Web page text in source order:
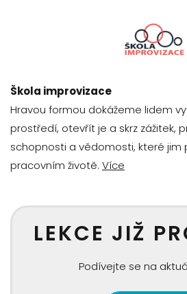
Škola improvizace
Hravou formou dokážeme lidem
prostředí, otevřít je a skrz zážitek,
schopnosti a vědomosti, které jim
pracovním životě. Více
LEKCE JIŽ
Podívejte se na